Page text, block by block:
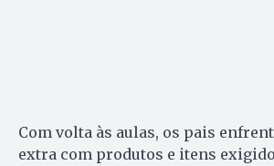
Com volta às aulas, os pais
extra com produtos e itens